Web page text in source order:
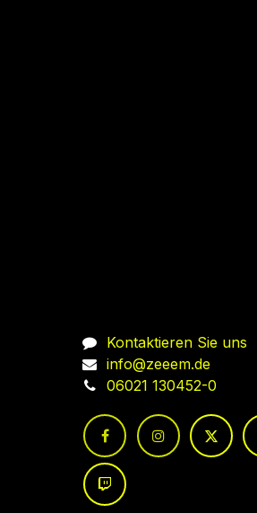
Kontaktieren Sie uns
info@zeeem.de
06021 130452-0